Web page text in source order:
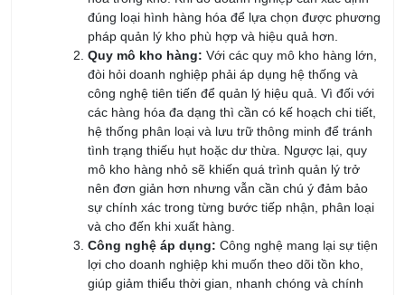
Quy mô kho hàng: Với các quy mô kho hàng lớn,
đòi hỏi doanh nghiệp phải áp dụng hệ thống và
công nghệ tiên tiến để quản lý hiệu quả. Vì đối với
các hàng hóa đa dạng thì cần có kế hoạch chi tiết,
hệ thống phân loại và lưu trữ thông minh để tránh
tình trạng thiếu hụt hoặc dư thừa. Ngược lại, quy
mô kho hàng nhỏ sẽ khiến quá trình quản lý trở
nên đơn giản hơn nhưng vẫn cần chú ý đảm bảo
sự chính xác trong từng bước tiếp nhận, phân loại
và cho đến khi xuất hàng.
Công nghệ áp dụng:Công nghệ mang lại sự tiện
lợi cho doanh nghiệp khi muốn theo dõi tồn kho,
giúp giảm thiểu thời gian, nhanh chóng và chính
xác. Tuy nhiên, không phải doanh nghiệp nào cũng
có đủ điều kiện để đầu tư vào công nghệ cao. Đây